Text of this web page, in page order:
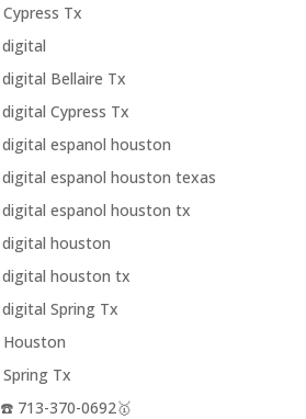
Tx
Bellaire Tx
Cypress Tx
espanol houston
espanol houston texas
espanol houston tx
houston
houston tx
Spring Tx
Tx
713-370-0692🥇